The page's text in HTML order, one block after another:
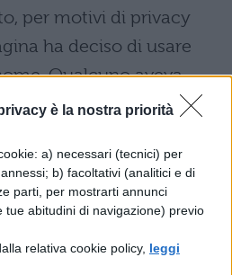
è la nostra priorità
a) necessari (tecnici) per
b) facoltativi (analitici e di
parti, per mostrarti annunci
tue abitudini di navigazione) previo
relativa cookie policy, leggi
per motivi di privacy
ha deciso di usare
Qualcuno aveva
cronaca per un post in
notadiscoteca
blogger racconta in